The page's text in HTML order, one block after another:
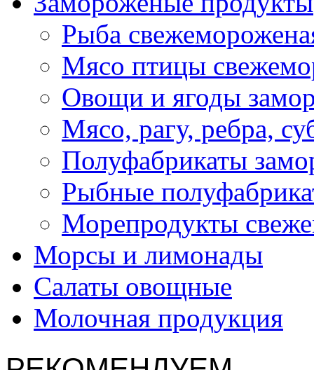
Рыба
Мясо птицы
Овощи и ягоды
Мясо, рагу, ребра,
Полуфабрикаты
Рыбные
Морепродукты
Морсы и лимонады
Салаты овощные
Молочная продукция